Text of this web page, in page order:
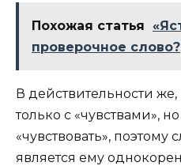
Похожая статья
проверочное слово?
В действительности же,
только с «чувствами»,
«чувствовать», поэтому
является ему